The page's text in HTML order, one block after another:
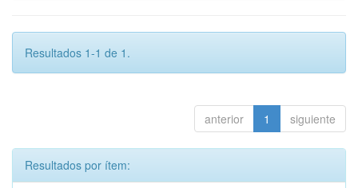
Resultados 1-1 de 1.
anterior 1 siguiente
Resultados por ítem: